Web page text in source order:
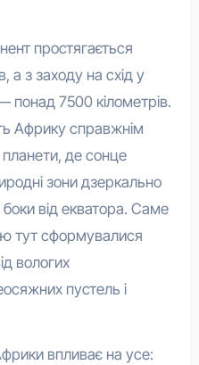
простягається
а з заходу на схід у
понад 7500 кілометрів.
Африку справжнім
де сонце
зони дзеркально
від екватора. Саме
тут сформувалися
вологих
пустель і
впливає на усе: